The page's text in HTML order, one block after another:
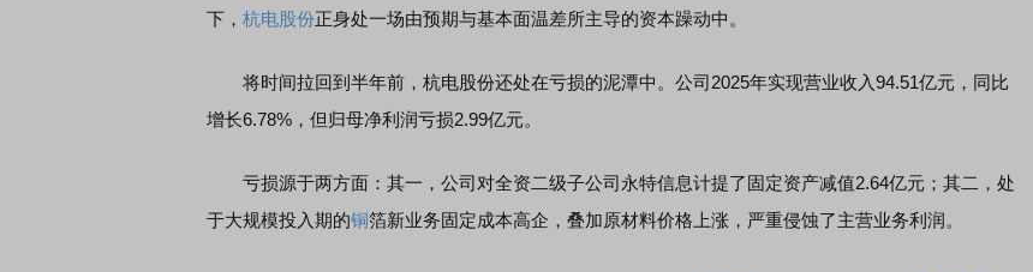
下， 杭电股份正身处一场由预期与基本面温差所主导的资本躁动中。
将时间拉回到半年前，杭电股份还处在亏损的泥潭中。公司2025年实现营业收入94.51亿元，同比
增长6.78%，但归母净利润亏损2.99亿元。
亏损源于两方面：其一，公司对全资二级子公司永特信息计提了固定资产减值2.64亿元；其二，处
于大规模投入期的铜箔新业务固定成本高企，叠加原材料价格上涨，严重侵蚀了主营业务利润。